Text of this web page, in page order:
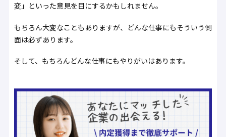
変」といった意見を目にするかもしれません。
もちろん大変なこともありますが、どんな仕事にもそういう側
面は必ずあります。
そして、もちろんどんな仕事にもやりがいはあります。